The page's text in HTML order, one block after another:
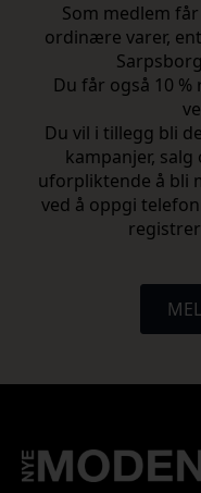
Som medlem
ordinære varer,
Du får også 10
Du vil i tillegg bli
kampanjer,
uforpliktende å bli
ved å oppgi